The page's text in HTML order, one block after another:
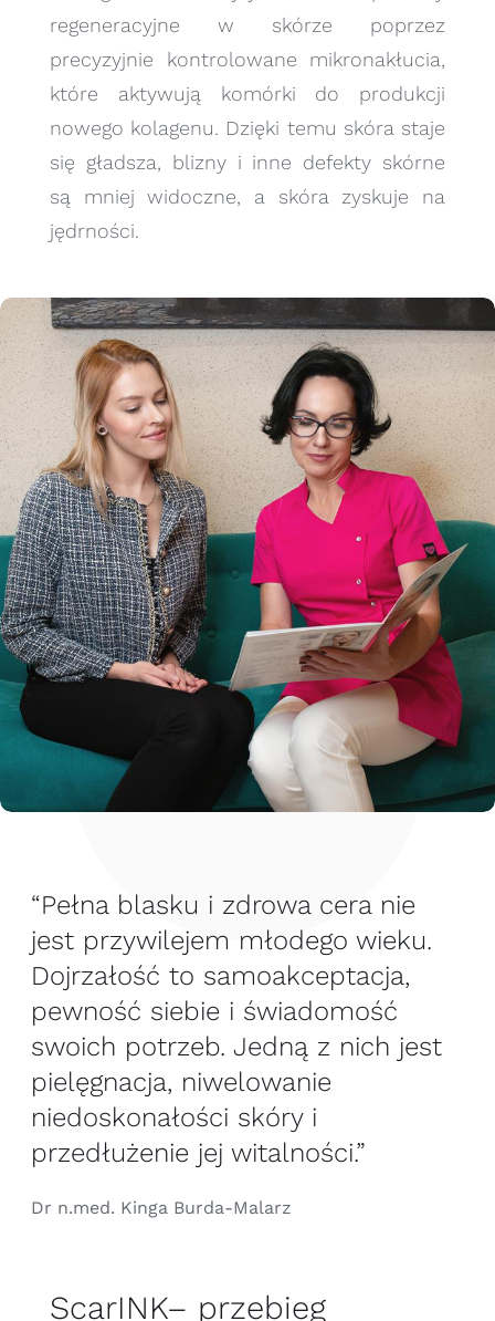
regeneracyjne w skórze poprzez
precyzyjnie kontrolowane mikronakłucia,
które aktywują komórki do produkcji
nowego kolagenu. Dzięki temu skóra staje
się gładsza, blizny i inne defekty skórne
są mniej widoczne, a skóra zyskuje na
jędrności.
“Pełna blasku i zdrowa cera nie
jest przywilejem młodego wieku.
Dojrzałość to samoakceptacja,
pewność siebie i świadomość
swoich potrzeb. Jedną z nich jest
pielęgnacja, niwelowanie
niedoskonałości skóry i
przedłużenie jej witalności.”
Dr n.med. Kinga Burda-Malarz
ScarINK– przebieg